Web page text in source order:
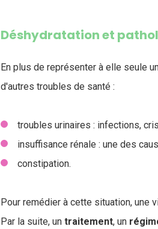
Déshydratation et
En plus de représenter à elle seule
d'autres troubles de santé :
troubles urinaires : infections,
insuffisance rénale : une des
constipation.
Pour remédier à cette situation, une
Par la suite, un traitement, un